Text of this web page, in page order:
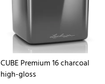
CUBE Premium 16 charcoal
high-gloss